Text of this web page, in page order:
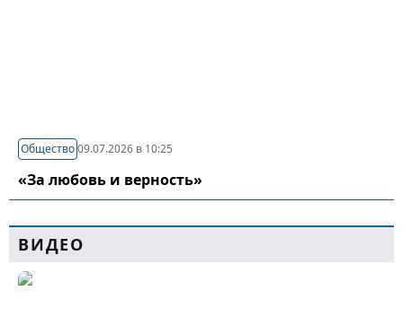
Общество09.07.2026 в 10:25
«За любовь и верность»
ВИДЕО